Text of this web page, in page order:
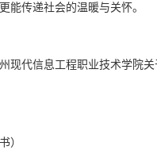
能传递社会的温暖与关怀。
现代信息工程职业技术学院
）